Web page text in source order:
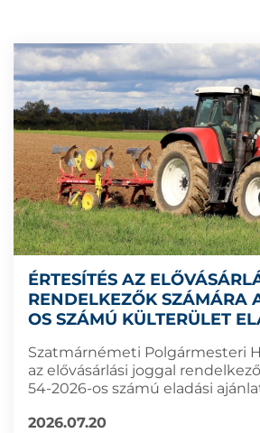
ÉRTESÍTÉS AZ
RENDELKEZŐK SZÁMÁRA
OS SZÁMÚ KÜLTERÜLET
Szatmárnémeti Polgármesteri
az elővásárlási joggal
54-2026-os számú eladási
2026.07.20